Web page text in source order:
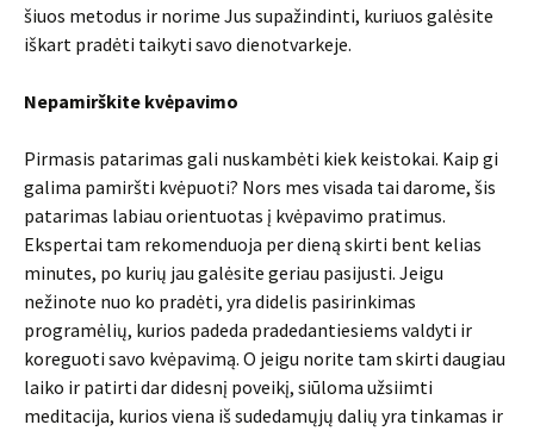
šiuos metodus ir norime Jus supažindinti, kuriuos galėsite
iškart pradėti taikyti savo dienotvarkeje.
Nepamirškite kvėpavimo
Pirmasis patarimas gali nuskambėti kiek keistokai. Kaip gi
galima pamiršti kvėpuoti? Nors mes visada tai darome, šis
patarimas labiau orientuotas į kvėpavimo pratimus.
Ekspertai tam rekomenduoja per dieną skirti bent kelias
minutes, po kurių jau galėsite geriau pasijusti. Jeigu
nežinote nuo ko pradėti, yra didelis pasirinkimas
programėlių, kurios padeda pradedantiesiems valdyti ir
koreguoti savo kvėpavimą. O jeigu norite tam skirti daugiau
laiko ir patirti dar didesnį poveikį, siūloma užsiimti
meditacija, kurios viena iš sudedamųjų dalių yra tinkamas ir